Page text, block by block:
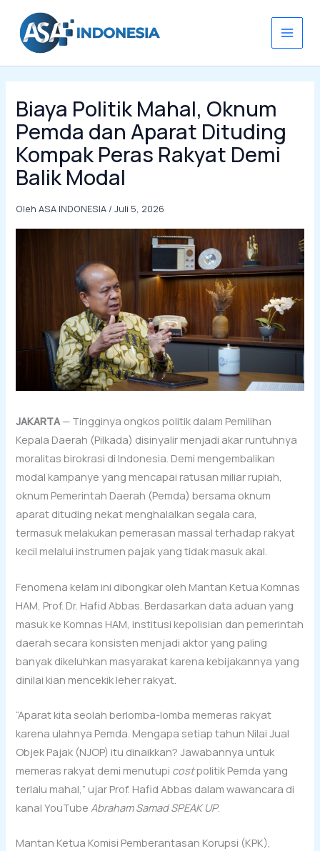
konten
Biaya Politik Mahal, Oknum
Pemda dan Aparat Dituding
Kompak Peras Rakyat Demi
Balik Modal
OlehASA INDONESIA /Juli 5, 2026
JAKARTA— Tingginya ongkos politik dalam Pemilihan
Kepala Daerah (Pilkada) disinyalir menjadi akar runtuhnya
moralitas birokrasi di Indonesia. Demi mengembalikan
modal kampanye yang mencapai ratusan miliar rupiah,
oknum Pemerintah Daerah (Pemda) bersama oknum
aparat dituding nekat menghalalkan segala cara,
termasuk melakukan pemerasan massal terhadap rakyat
kecil melalui instrumen pajak yang tidak masuk akal.
Fenomena kelam ini dibongkar oleh Mantan Ketua Komnas
HAM, Prof. Dr. Hafid Abbas. Berdasarkan data aduan yang
masuk ke Komnas HAM, institusi kepolisian dan pemerintah
daerah secara konsisten menjadi aktor yang paling
banyak dikeluhkan masyarakat karena kebijakannya yang
dinilai kian mencekik leher rakyat.
“Aparat kita seolah berlomba-lomba memeras rakyat
karena ulahnya Pemda. Mengapa setiap tahun Nilai Jual
Objek Pajak (NJOP) itu dinaikkan? Jawabannya untuk
memeras rakyat demi menutupi costpolitik Pemda yang
terlalu mahal,” ujar Prof. Hafid Abbas dalam wawancara di
kanal YouTube Abraham Samad SPEAK UP.
Mantan Ketua Komisi Pemberantasan Korupsi (KPK),